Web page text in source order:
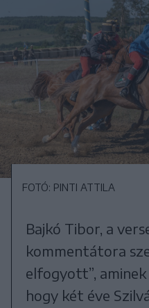
FOTÓ: PINTI ATTILA
Bajkó Tibor, a
kommentátora
elfogyott”,
hogy két éve